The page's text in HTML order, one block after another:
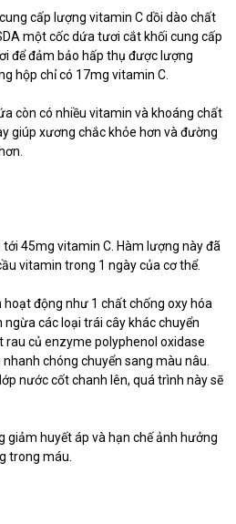
cấp lượng vitamin C dồi dào chất
một cốc dứa tươi cắt khối cung cấp
để đảm bảo hấp thụ được lượng
hộp chỉ có 17mg vitamin C.
còn có nhiều vitamin và khoáng chất
giúp xương chắc khỏe hơn và đường
45mg vitamin C. Hàm lượng này đã
vitamin trong 1 ngày của cơ thể.
động như 1 chất chống oxy hóa
ngừa các loại trái cây khác chuyển
rau củ enzyme polyphenol oxidase
chóng chuyển sang màu nâu.
nước cốt chanh lên, quá trình này sẽ
giảm huyết áp và hạn chế ảnh hưởng
trong máu.